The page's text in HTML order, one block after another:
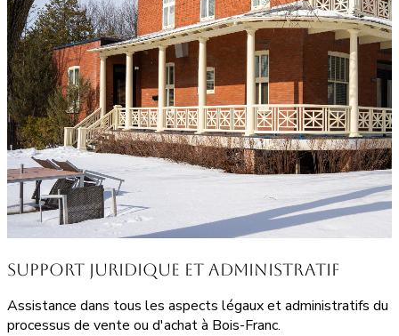
Support Juridique et Administratif
Assistance dans tous les aspects légaux et administratifs du
processus de vente ou d'achat à Bois-Franc.